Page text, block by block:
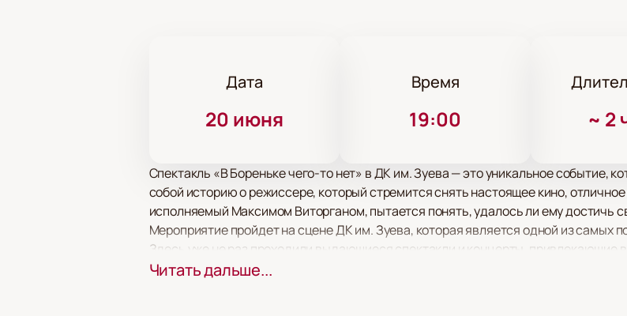
Дата
20 июня
Время
19:00 ~ 2
Спектакль «В Бореньке чего-то нет» в ДК им. Зуева — это уникальное событие,
собой историю о режиссере, который стремится снять настоящее кино,
исполняемый Максимом Виторганом, пытается понять, удалось ли ему достичь
Мероприятие пройдет на сцене ДК им. Зуева, которая является одной из самых
Здесь уже не раз проходили выдающиеся спектакли и концерты, привлекающие
качеством исполнения.
Читать дальше...